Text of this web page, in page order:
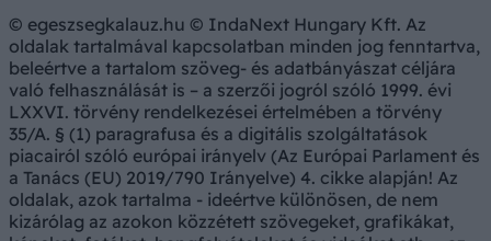
© egeszsegkalauz.hu © IndaNext Hungary Kft. Az
oldalak tartalmával kapcsolatban minden jog fenntartva,
beleértve a tartalom szöveg- és adatbányászat céljára
való felhasználását is – a szerzői jogról szóló 1999. évi
LXXVI. törvény rendelkezései értelmében a törvény
35/A. § (1) paragrafusa és a digitális szolgáltatások
piacairól szóló európai irányelv (Az Európai Parlament és
a Tanács (EU) 2019/790 Irányelve) 4. cikke alapján! Az
oldalak, azok tartalma - ideértve különösen, de nem
kizárólag az azokon közzétett szövegeket, grafikákat,